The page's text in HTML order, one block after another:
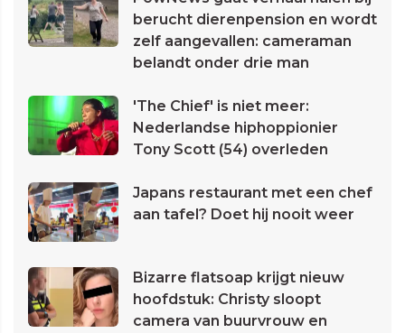
berucht dierenpension en wordt
zelf aangevallen: cameraman
belandt onder drie man
'The Chief' is niet meer:
Nederlandse hiphoppionier
Tony Scott (54) overleden
Japans restaurant met een chef
aan tafel? Doet hij nooit weer
Bizarre flatsoap krijgt nieuw
hoofdstuk: Christy sloopt
camera van buurvrouw en